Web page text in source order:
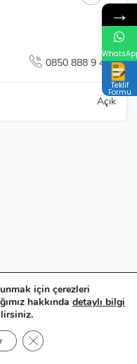
0850 888 9 444
Açık
için çerezleri
hakkında detaylı bilgi
GDPR çerez şeridini
→
Teklif
Formu